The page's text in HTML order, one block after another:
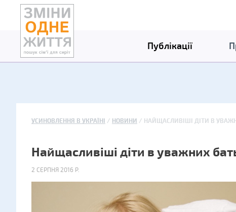
Публікації
УСИНОВЛЕННЯ В УКРАЇНІ НОВИНИ НАЙЩАСЛИВІШІ ДІТИ В
Найщасливіші діти в уважних
2 СЕРПНЯ 2016 Р.